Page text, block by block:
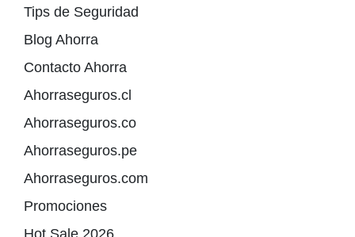
Tips de Seguridad
Blog Ahorra
Contacto Ahorra
Ahorraseguros.cl
Ahorraseguros.co
Ahorraseguros.pe
Ahorraseguros.com
Promociones
Hot Sale 2026